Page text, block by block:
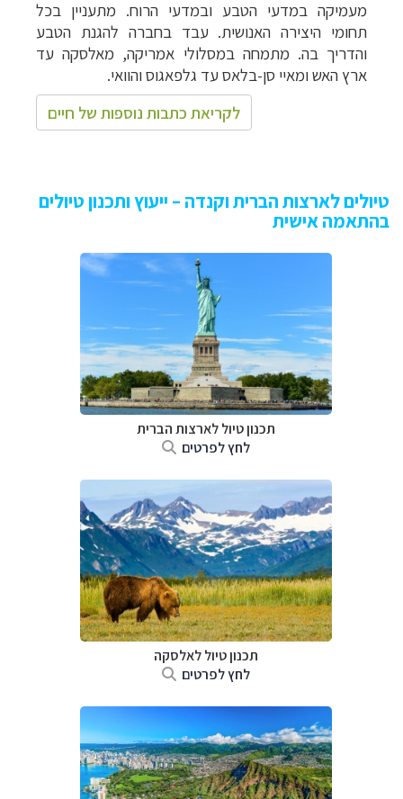
מעמיקה במדעי הטבע ובמדעי הרוח. מתעניין בכל
תחומי היצירה האנושית. עבד בחברה להגנת הטבע
והדריך בה. מתמחה במסלולי אמריקה, מאלסקה עד
ארץ האש ומאיי סן-בלאס עד גלפאגוס והוואי.
לקריאת כתבות נוספות של חיים
טיולים לארצות הברית וקנדה – ייעוץ ותכנון טיולים
בהתאמה אישית
תכנון טיול לארצות הברית
לחץ לפרטים
תכנון טיול לאלסקה
לחץ לפרטים